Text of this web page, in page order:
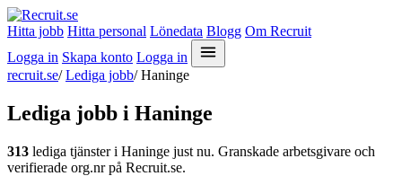
Hitta jobb Hitta personal Lönedata Blogg Om Recruit
Logga in Skapa konto Logga in
recruit.se/ Lediga jobb/ Haninge
Lediga jobb i Haninge
313 lediga tjänster i Haninge just nu. Granskade arbetsgivare och
verifierade org.nr på Recruit.se.